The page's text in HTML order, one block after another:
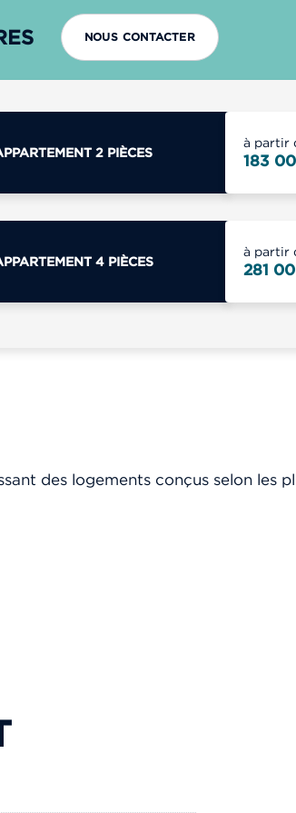
NOUS CONTACTER
2 PIÈCES
à partir
183
4 PIÈCES
à partir
281
des logements conçus selon les